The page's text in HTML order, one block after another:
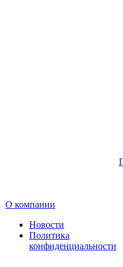
О компании
Новости
Политика
конфиденциальности